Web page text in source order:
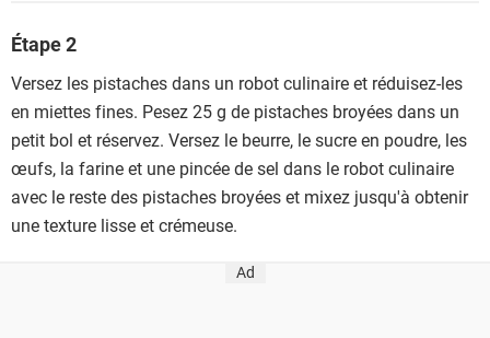
Étape 2
Versez les pistaches dans un robot culinaire et réduisez-les
en miettes fines. Pesez 25 g de pistaches broyées dans un
petit bol et réservez. Versez le beurre, le sucre en poudre, les
œufs, la farine et une pincée de sel dans le robot culinaire
avec le reste des pistaches broyées et mixez jusqu'à obtenir
une texture lisse et crémeuse.
Ad